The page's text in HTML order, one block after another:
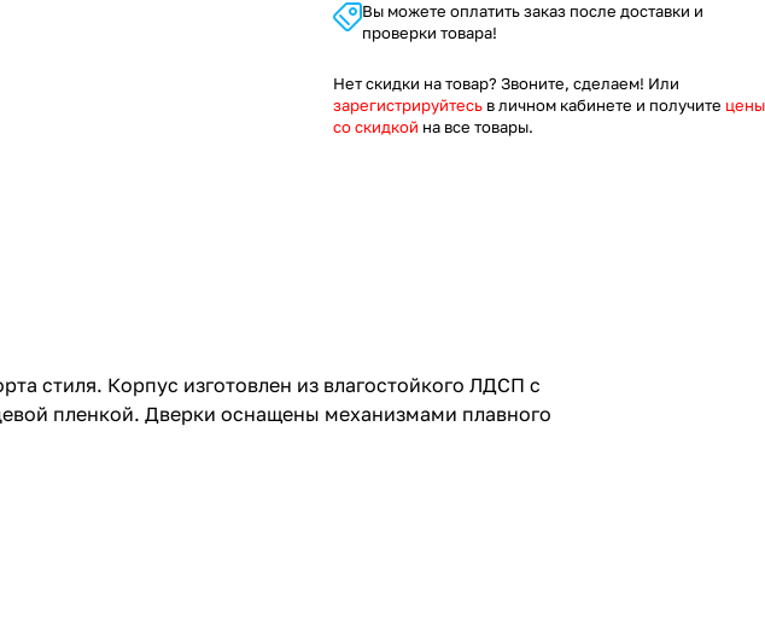
Вы можете оплатить заказ после доставки и
проверки товара!
Нет скидки на товар? Звоните, сделаем! Или
зарегистрируйтесь в личном кабинете и получите цены
со скидкой на все товары.
стиля. Корпус изготовлен из влагостойкого ЛДСП с
пленкой. Дверки оснащены механизмами плавного